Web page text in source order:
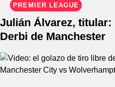
PREMIER LEAGUE
Julián Álvarez, titular:
Derbi de Manchester